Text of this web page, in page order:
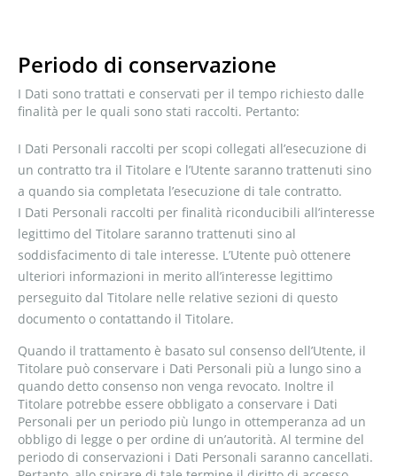
Periodo di conservazione
I Dati sono trattati e conservati per il tempo richiesto dalle
finalità per le quali sono stati raccolti. Pertanto:
I Dati Personali raccolti per scopi collegati all’esecuzione di
un contratto tra il Titolare e l’Utente saranno trattenuti sino
a quando sia completata l’esecuzione di tale contratto.
I Dati Personali raccolti per finalità riconducibili all’interesse
legittimo del Titolare saranno trattenuti sino al
soddisfacimento di tale interesse. L’Utente può ottenere
ulteriori informazioni in merito all’interesse legittimo
perseguito dal Titolare nelle relative sezioni di questo
documento o contattando il Titolare.
Quando il trattamento è basato sul consenso dell’Utente, il
Titolare può conservare i Dati Personali più a lungo sino a
quando detto consenso non venga revocato. Inoltre il
Titolare potrebbe essere obbligato a conservare i Dati
Personali per un periodo più lungo in ottemperanza ad un
obbligo di legge o per ordine di un’autorità. Al termine del
periodo di conservazioni i Dati Personali saranno cancellati.